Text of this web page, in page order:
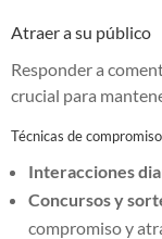
Atraer a su público
Responder a
crucial para
Técnicas de
Interacciones
Concursos y
compromiso y